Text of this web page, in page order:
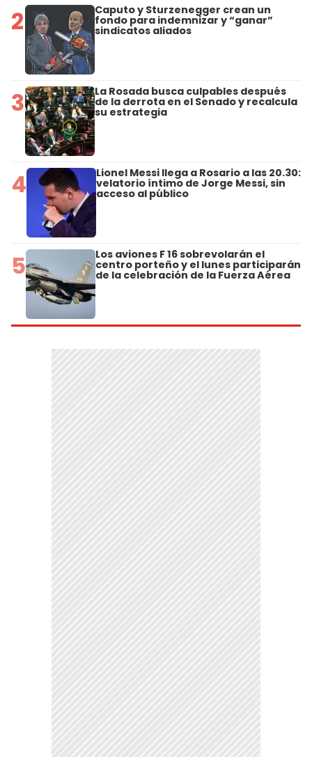
2 Caputo y Sturzenegger crean un
fondo para indemnizar y “ganar”
sindicatos aliados
3 La Rosada busca culpables después
de la derrota en el Senado y recalcula
su estrategia
4 Lionel Messi llega a Rosario a las 20.30:
velatorio íntimo de Jorge Messi, sin
acceso al público
5 Los aviones F 16 sobrevolarán el
centro porteño y el lunes participarán
de la celebración de la Fuerza Aérea